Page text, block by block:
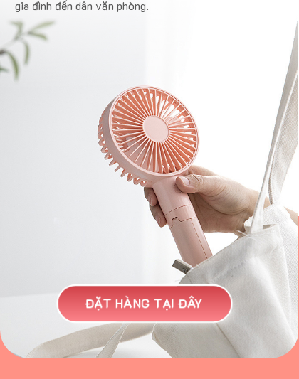
gia đình đến dân văn phòng.
ĐẶT HÀNG TẠI ĐÂY